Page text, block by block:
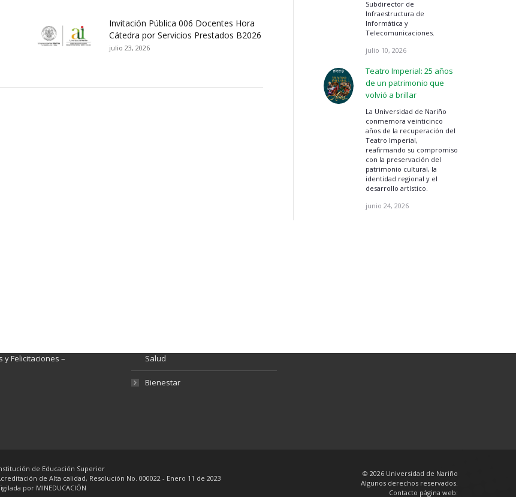
Invitación Pública 006 Docentes Hora
Cátedra por Servicios Prestados B2026
julio 23, 2026
Subdirector de
Infraestructura de
Informática y
Telecomunicaciones.
julio 10, 2026
Teatro Imperial: 25 años
de un patrimonio que
volvió a brillar
La Universidad de Nariño
conmemora veinticinco
años de la recuperación del
Teatro Imperial,
reafirmando su compromiso
con la preservación del
patrimonio cultural, la
identidad regional y el
desarrollo artístico.
junio 24, 2026
y Felicitaciones –
Salud
Bienestar
de Educación Superior
de Alta calidad, Resolución No. 000022 - Enero 11 de 2023
por MINEDUCACIÓN
© 2026 Universidad de Nariño
Algunos derechos reservados.
Contacto página web: